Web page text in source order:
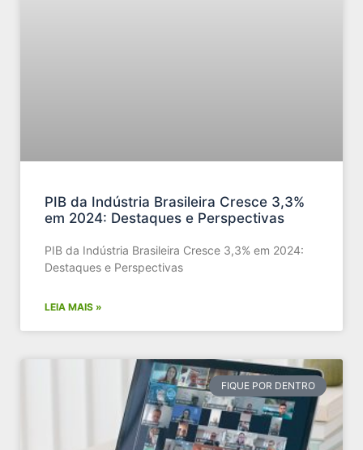
PIB da Indústria Brasileira Cresce 3,3%
em 2024: Destaques e Perspectivas​
PIB da Indústria Brasileira Cresce 3,3% em 2024:
Destaques e Perspectivas​
LEIA MAIS »
FIQUE POR DENTRO